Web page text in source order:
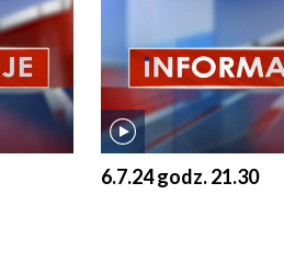
6.7.24 godz. 21.30